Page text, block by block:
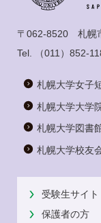
〒062-8520 札幌
Tel.
（011）852-
札幌大学女子
札幌大学大学
札幌大学図書
札幌大学校友
受験生サイト
保護者の方